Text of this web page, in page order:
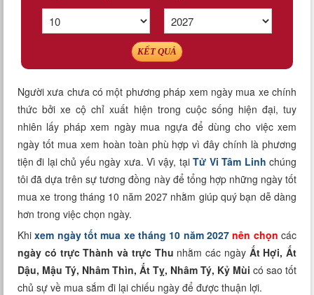
Văn Hoa Tâm linh
Xem tuổi
Xem bói
Tướng số
Cung hoàng đạo
KẾT QUẢ
Người xưa chưa có một phương pháp xem ngày mua xe chính
thức bởi xe cộ chỉ xuất hiện trong cuộc sống hiện đại, tuy
nhiên lấy pháp xem ngày mua ngựa để dùng cho việc xem
ngày tốt mua xem hoàn toàn phù hợp vì đây chính là phương
tiện đi lại chủ yếu ngày xưa. Vì vậy, tạiTử Vi Tâm Linh chúng
tôi đã dựa trên sự tương đồng này để tổng hợp những ngày tốt
mua xe trong tháng 10 năm 2027 nhằm giúp quý bạn dễ dàng
hơn trong việc chọn ngày.
Khixem ngày tốt mua xe tháng 10 năm 2027 nên chọn các
ngày có trực Thành và trực Thu nhằm các ngày Ất Hợi, Ất
Dậu, Mậu Tý, Nhâm Thìn, Ất Tỵ, Nhâm Tý, Kỷ Mùi có sao tốt
chủ sự về mua sắm đi lại chiếu ngày để được thuận lợi.